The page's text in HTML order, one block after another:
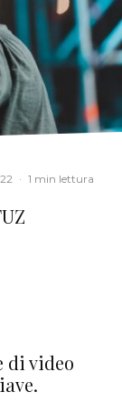
· 1 min lettura
di video